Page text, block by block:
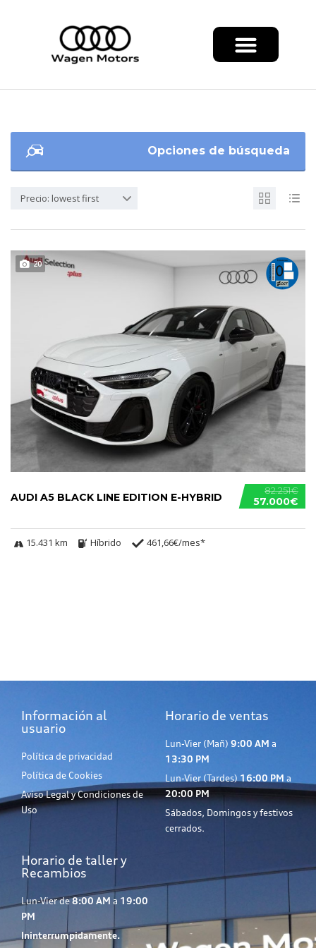
Opciones de búsqueda
Precio: lowest first
20
82.251€
57.000€
AUDI A5 BLACK LINE EDITION E-HYBRID
15.431 km Híbrido 461,66€/mes*
Información al
usuario
Política de privacidad
Política de Cookies
Aviso Legal y Condiciones de
Uso
Horario de ventas
Lun-Vier (Mañ) 9:00 AM a
13:30 PM
Lun-Vier (Tardes) 16:00 PM a
20:00 PM
Sábados, Domingos y festivos
cerrados.
Horario de taller y
Recambios
Lun-Vier de8:00 AM a 19:00
PM
Ininterrumpidamente.